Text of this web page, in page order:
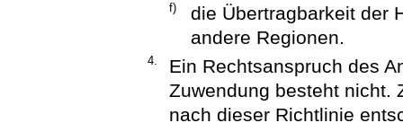
f)
die Übertragbarkeit der
andere Regionen.
4.
Ein Rechtsanspruch des
Zuwendung besteht nicht.
nach dieser Richtlinie